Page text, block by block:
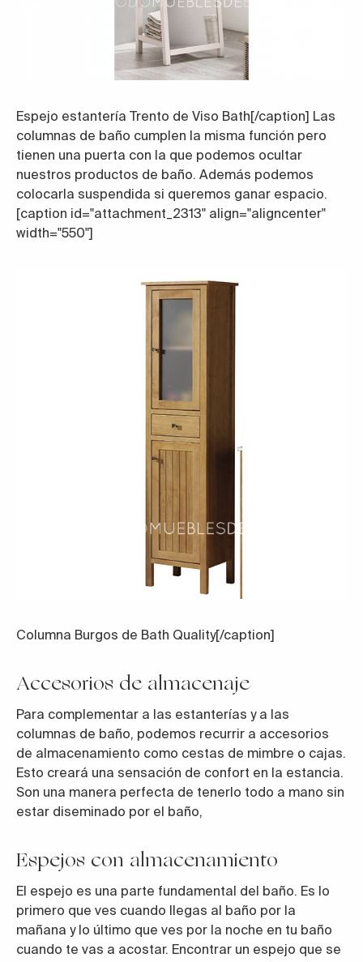
Espejo estantería Trento de Viso Bath[/caption] Las
columnas de baño cumplen la misma función pero
tienen una puerta con la que podemos ocultar
nuestros productos de baño. Además podemos
colocarla suspendida si queremos ganar espacio.
[caption id="attachment_2313" align="aligncenter"
width="550"]
Columna Burgos de Bath Quality[/caption]
Accesorios de almacenaje
Para complementar a las estanterías y a las
columnas de baño, podemos recurrir a accesorios
de almacenamiento como cestas de mimbre o cajas.
Esto creará una sensación de confort en la estancia.
Son una manera perfecta de tenerlo todo a mano sin
estar diseminado por el baño,
Espejos con almacenamiento
El espejo es una parte fundamental del baño. Es lo
primero que ves cuando llegas al baño por la
mañana y lo último que ves por la noche en tu baño
cuando te vas a acostar. Encontrar un espejo que se